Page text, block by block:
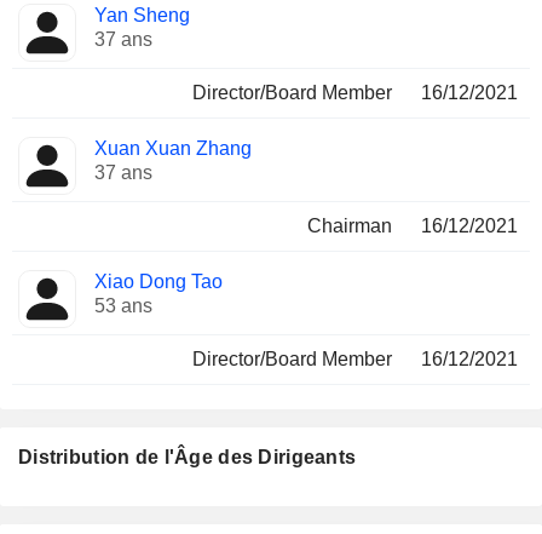
Yan Sheng
37 ans
Director/Board Member 16/12/2021
Xuan Xuan Zhang
37 ans
Chairman 16/12/2021
Xiao Dong Tao
53 ans
Director/Board Member 16/12/2021
Distribution de l'Âge des Dirigeants